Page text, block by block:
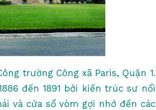
trường Công xã Paris, Quận 1.
đến 1891 bởi kiến trúc sư nổi
và cửa sổ vòm gợi nhớ đến các